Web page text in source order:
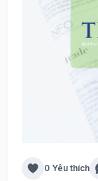
0 Yêu thích